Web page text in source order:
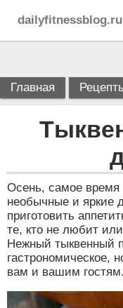
dailyfitnessblog.ru
Главная
Осень, самое время
необычные и яркие
приготовить
те, кто не любит
Нежный тыквенный
гастрономическое,
вам и вашим гостям.